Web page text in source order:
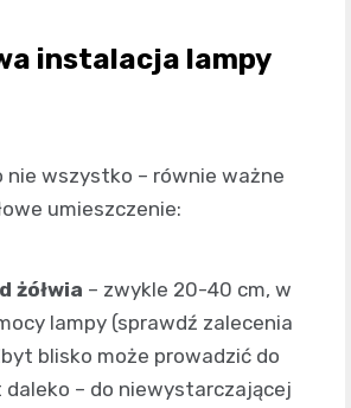
instalacja lampy
nie wszystko – równie ważne
umieszczenie:
żółwia – zwykle 20-40 cm, w
lampy (sprawdź zalecenia
blisko może prowadzić do
daleko – do niewystarczającej